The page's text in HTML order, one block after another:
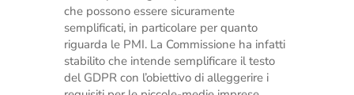
che possono essere sicuramente
semplificati, in particolare per quanto
riguarda le PMI. La Commissione ha infatti
stabilito che intende semplificare il testo
del GDPR con l’obiettivo di alleggerire i